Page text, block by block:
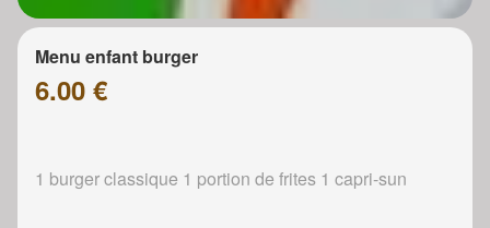
Menu enfant burger
6.00 €
1 burger classique 1 portion de frites 1 capri-sun